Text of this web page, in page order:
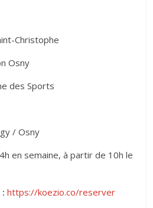
Christophe
Osny
des Sports
/ Osny
en semaine, à partir de 10h le
https://koezio.co/reserver